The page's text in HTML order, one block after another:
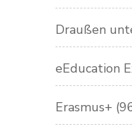
Draußen
eEducation
Erasmus+